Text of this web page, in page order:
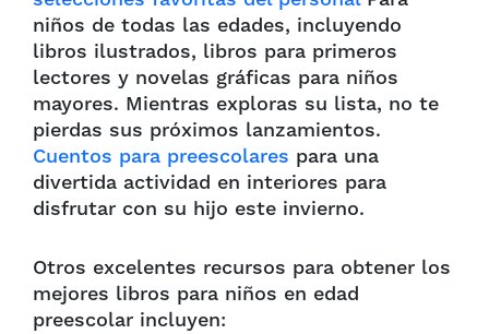
niños de todas las edades, incluyendo
libros ilustrados, libros para primeros
lectores y novelas gráficas para niños
mayores. Mientras exploras su lista, no te
pierdas sus próximos lanzamientos.
Cuentos para preescolares para una
divertida actividad en interiores para
disfrutar con su hijo este invierno.
Otros excelentes recursos para obtener los
mejores libros para niños en edad
preescolar incluyen: